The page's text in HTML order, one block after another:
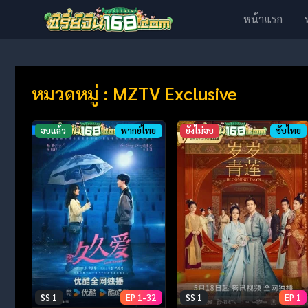
หน้าแรก
หมวดหมู่ : MZTV Exclusive
จบแล้ว พากย์ไทย
SS 1 EP 1-32
ยังไม่จบ ซับไทย
SS 1 EP 1